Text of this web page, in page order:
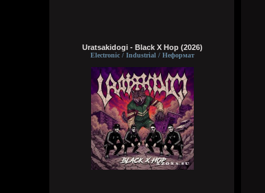
Uratsakidogi - Black X Hop (2026)
Electronic / Industrial / Неформат